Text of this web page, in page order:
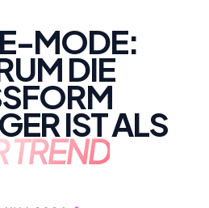
MODE:
DIE
IST ALS
TREND